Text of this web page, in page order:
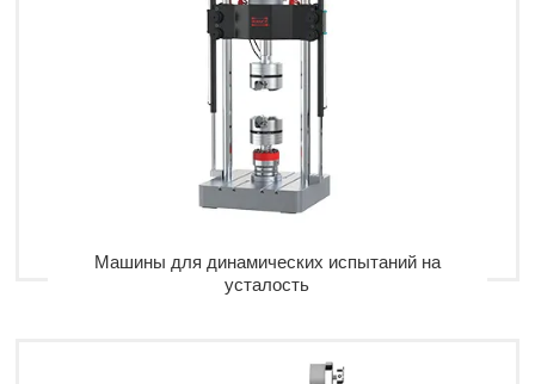
Машины для динамических испытаний на
усталость